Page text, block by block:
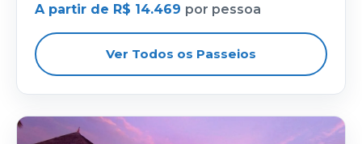
A partir de R$ 14.469 por pessoa
Ver Todos os Passeios